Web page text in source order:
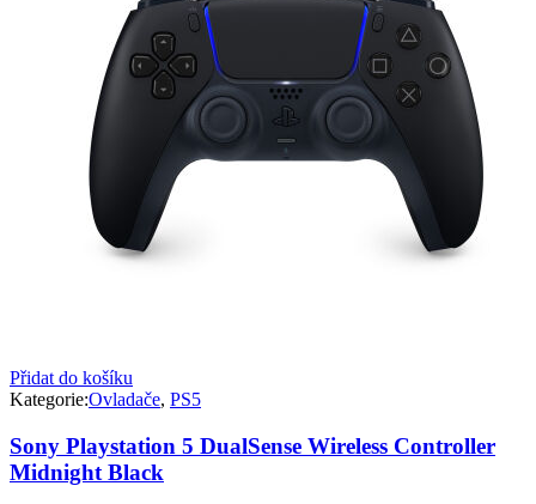
Přidat do košíku
Kategorie:Ovladače, PS5
Sony Playstation 5 DualSense Wireless Controller
Midnight Black